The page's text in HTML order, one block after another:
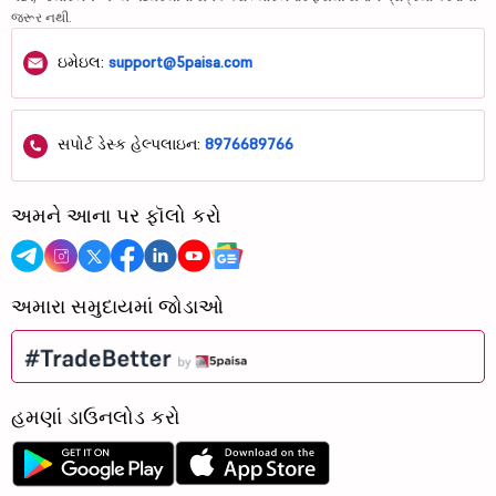
જરૂર નથી.
ઇમેઇલ: support@5paisa.com
સપોર્ટ ડેસ્ક હેલ્પલાઇન: 8976689766
અમને આના પર ફૉલો કરો
અમારા સમુદાયમાં જોડાઓ
હમણાં ડાઉનલોડ કરો